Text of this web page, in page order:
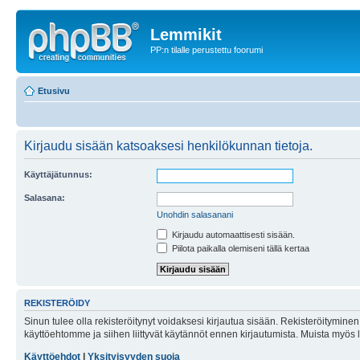
Lemmikit
PP:n tilalle perustettu foorumi
Etusivu
Kirjaudu sisään katsoaksesi henkilökunnan tietoja.
Käyttäjätunnus:
Salasana:
Unohdin salasanani
Kirjaudu automaattisesti sisään.
Piilota paikalla olemiseni tällä kertaa
REKISTERÖIDY
Sinun tulee olla rekisteröitynyt voidaksesi kirjautua sisään.
käyttöehtomme ja siihen liittyvät käytännöt ennen kirjautumista. Muista
Käyttöehdot
Yksityisyyden suoja